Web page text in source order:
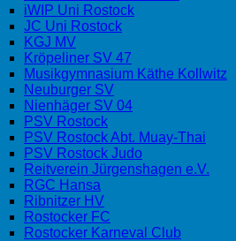
iWIP Uni Rostock
JC Uni Rostock
KGJ MV
Kröpeliner SV 47
Musikgymnasium Käthe Kollwitz
Neuburger SV
Nienhäger SV 04
PSV Rostock
PSV Rostock Abt. Muay-Thai
PSV Rostock Judo
Reitverein Jürgenshagen e.V.
RGC Hansa
Ribnitzer HV
Rostocker FC
Rostocker Karneval Club